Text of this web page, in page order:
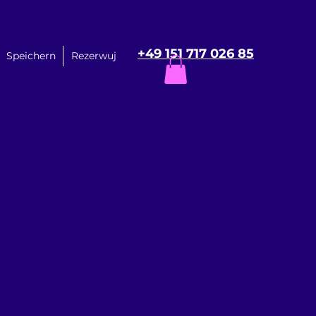
Speichern Rezerwuj +49 151 717 026 85